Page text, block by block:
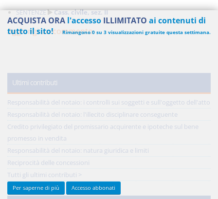
SENTENZE Cass. civile, sez. II
Aggiungi un commento
Ultimi contributi
Responsabilità del notaio: i controlli sui soggetti e sull'oggetto dell'atto
Responsabilità del notaio: l'illecito disciplinare conseguente
Credito privilegiato del promissario acquirente e ipoteche sul bene
promesso in vendita
Responsabilità del notaio: natura giuridica e limiti
Reciprocità delle concessioni
Tutti gli ultimi contributi >
ACQUISTA ORA l'accesso ILLIMITATO ai contenuti di
tutto il sito!
Rimangono 0 su 3 visualizzazioni gratuite questa settimana.
450,00 €ANNUALI
Acquista ora
Acquista ora
Per saperne di più Accesso abbonati